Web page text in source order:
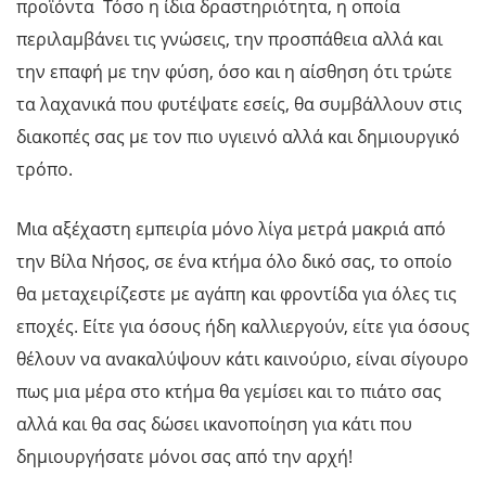
προϊόντα Τόσο η ίδια δραστηριότητα, η οποία
περιλαμβάνει τις γνώσεις, την προσπάθεια αλλά και
την επαφή με την φύση, όσο και η αίσθηση ότι τρώτε
τα λαχανικά που φυτέψατε εσείς, θα συμβάλλουν στις
διακοπές σας με τον πιο υγιεινό αλλά και δημιουργικό
τρόπο.
Μια αξέχαστη εμπειρία μόνο λίγα μετρά μακριά από
την Βίλα Νήσος, σε ένα κτήμα όλο δικό σας, το οποίο
θα μεταχειρίζεστε με αγάπη και φροντίδα για όλες τις
εποχές. Είτε για όσους ήδη καλλιεργούν, είτε για όσους
θέλουν να ανακαλύψουν κάτι καινούριο, είναι σίγουρο
πως μια μέρα στο κτήμα θα γεμίσει και το πιάτο σας
αλλά και θα σας δώσει ικανοποίηση για κάτι που
δημιουργήσατε μόνοι σας από την αρχή!